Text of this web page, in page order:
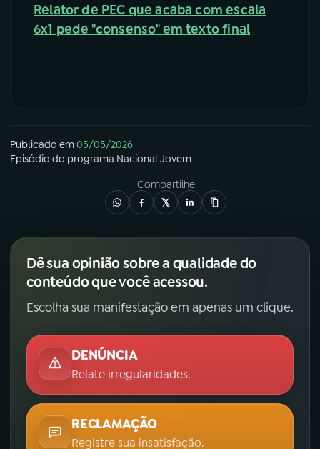
Relator de PEC que acaba com escala
6x1 pede "consenso" em texto final
Publicado em05/05/2026
Episódio do programa Nacional Jovem
Compartilhe
Dê sua opinião sobre a qualidade do
conteúdo que você acessou.
Escolha sua manifestação em apenas um clique.
DENÚNCIA
Relate irregularidades.
RECLAMAÇÃO
Registre sua insatisfação.